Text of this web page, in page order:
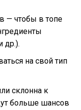
— чтобы в топе
др.).
на свой тип
склонна к
больше шансов